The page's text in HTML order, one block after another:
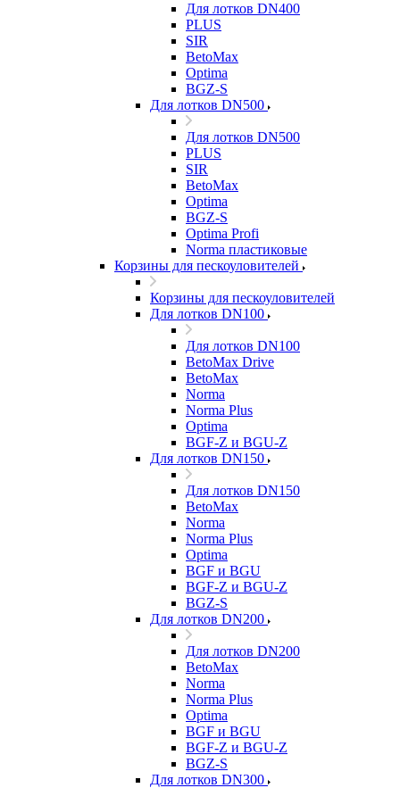
Для лотков DN400
PLUS
SIR
BetoMax
Optima
BGZ-S
Для лотков DN500
Для лотков DN500
PLUS
SIR
BetoMax
Optima
BGZ-S
Optima Profi
Norma пластиковые
Корзины для пескоуловителей
Корзины для пескоуловителей
Для лотков DN100
Для лотков DN100
BetoMax Drive
BetoMax
Norma
Norma Plus
Optima
BGF-Z и BGU-Z
Для лотков DN150
Для лотков DN150
BetoMax
Norma
Norma Plus
Optima
BGF и BGU
BGF-Z и BGU-Z
BGZ-S
Для лотков DN200
Для лотков DN200
BetoMax
Norma
Norma Plus
Optima
BGF и BGU
BGF-Z и BGU-Z
BGZ-S
Для лотков DN300